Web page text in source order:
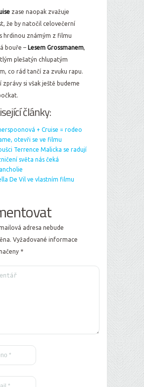
zase naopak zvažuje
že by natočil celovečerní
hrdinou známým z filmu
bouře – Lesem Grossmanem,
plešatýn chlupatým
co rád tančí za zvuku rapu.
zprávy si však ještě budeme
články:
+ Cruise = rodeo
otevři se ve filmu
Terrence Malicka se radují
světa nás čeká
De Vil ve vlastním filmu
adresa nebude
Vyžadované informace
*